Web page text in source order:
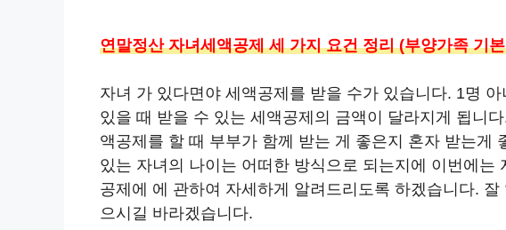
연말정산 자녀세액공제 세 가지 요건 정리 (부양가족 기
자녀 가 있다면야 세액공제를 받을 수가 있습니다. 1명
있을 때 받을 수 있는 세액공제의 금액이 달라지게 됩니
액공제를 할 때 부부가 함께 받는 게 좋은지 혼자 받는게
있는 자녀의 나이는 어떠한 방식으로 되는지에 이번에는
공제에 에 관하여 자세하게 알려드리도록 하겠습니다.
으시길 바라겠습니다.